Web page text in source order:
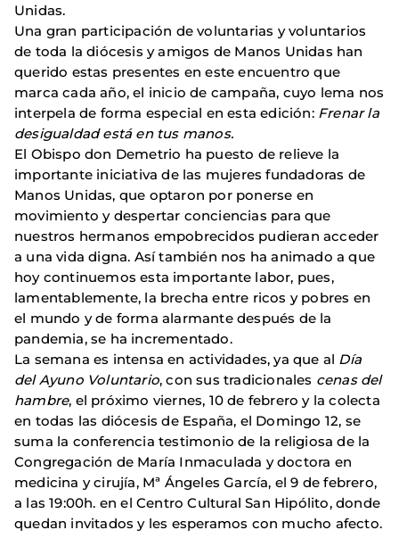
Unidas.
Una gran participación de voluntarias y voluntarios
de toda la diócesis y amigos de Manos Unidas han
querido estas presentes en este encuentro que
marca cada año, el inicio de campaña, cuyo lema nos
interpela de forma especial en esta edición: Frenar la
desigualdad está en tus manos.
El Obispo don Demetrio ha puesto de relieve la
importante iniciativa de las mujeres fundadoras de
Manos Unidas, que optaron por ponerse en
movimiento y despertar conciencias para que
nuestros hermanos empobrecidos pudieran acceder
a una vida digna. Así también nos ha animado a que
hoy continuemos esta importante labor, pues,
lamentablemente, la brecha entre ricos y pobres en
el mundo y de forma alarmante después de la
pandemia, se ha incrementado.
La semana es intensa en actividades, ya que al Día
del Ayuno Voluntario, con sus tradicionales cenas del
hambre, el próximo viernes, 10 de febrero y la colecta
en todas las diócesis de España, el Domingo 12, se
suma la conferencia testimonio de la religiosa de la
Congregación de María Inmaculada y doctora en
medicina y cirujía, Mª Ángeles García, el 9 de febrero,
a las 19:00h. en el Centro Cultural San Hipólito, donde
quedan invitados y les esperamos con mucho afecto.